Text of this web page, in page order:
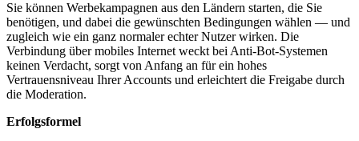
Sie können Werbekampagnen aus den Ländern starten, die Sie
benötigen, und dabei die gewünschten Bedingungen wählen — und
zugleich wie ein ganz normaler echter Nutzer wirken. Die
Verbindung über mobiles Internet weckt bei Anti-Bot-Systemen
keinen Verdacht, sorgt von Anfang an für ein hohes
Vertrauensniveau Ihrer Accounts und erleichtert die Freigabe durch
die Moderation.
Erfolgsformel